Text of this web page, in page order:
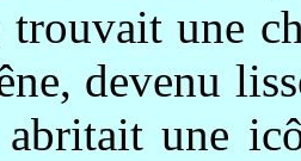
trouvait une
devenu
abritait une